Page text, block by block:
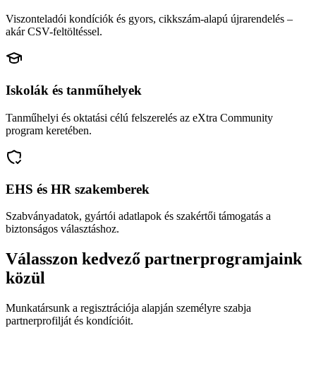
Viszonteladói kondíciók és gyors, cikkszám-alapú újrarendelés –
akár CSV-feltöltéssel.
Iskolák és tanműhelyek
Tanműhelyi és oktatási célú felszerelés az eXtra Community
program keretében.
EHS és HR szakemberek
Szabványadatok, gyártói adatlapok és szakértői támogatás a
biztonságos választáshoz.
Válasszon kedvező partnerprogramjaink
közül
Munkatársunk a regisztrációja alapján személyre szabja
partnerprofilját és kondícióit.